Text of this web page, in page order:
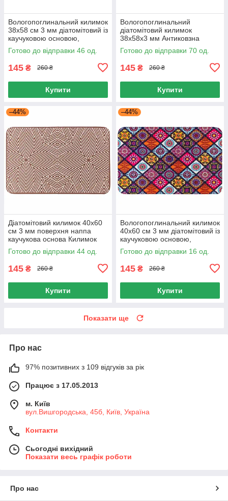
Вологопоглинальний килимок
38x58 см 3 мм діатомітовий із
каучуковою основою,
Килимок для ванної Різні
кольори 38x58 см
Готово до відправки 46 од.
145 ₴ 260 ₴
Купити
Вологопоглинальний
діатомітовий килимок
38х58х3 мм Антиковзна
основа, Килимок для ванної
діатоміт 38х58 см
Готово до відправки 70 од.
145 ₴ 260 ₴
Купити
–44%
Діатомітовий килимок 40x60
см 3 мм поверхня наппа
каучукова основа Килимок
для ванної 40x60 см
антиковзний
Готово до відправки 44 од.
145 ₴ 260 ₴
Купити
–44%
Вологопоглинальний килимок
40х60 см 3 мм діатомітовий із
каучуковою основою,
Килимок для ванної 40х60 см
Готово до відправки 16 од.
145 ₴ 260 ₴
Купити
Показати ще
Про нас
97% позитивних з 109 відгуків за рік
Працює з 17.05.2013
м. Київ
вул.Вишгородська, 45б, Київ, Україна
Контакти
Сьогодні вихідний
Показати весь графік роботи
Про нас